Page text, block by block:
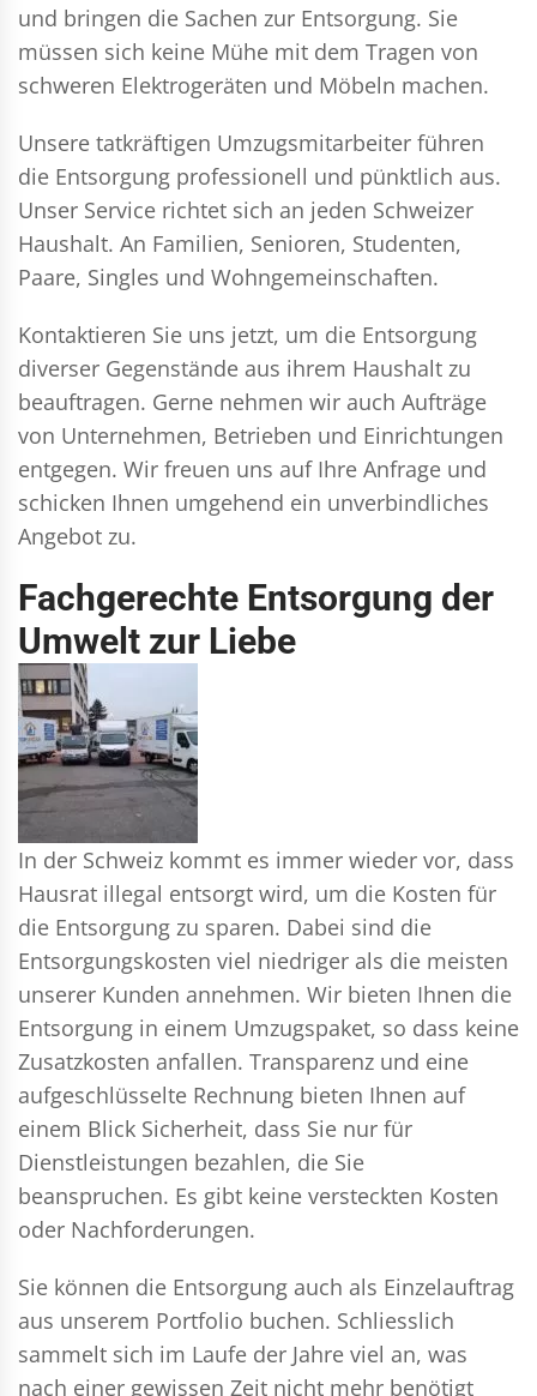
und bringen die Sachen zur Entsorgung. Sie
müssen sich keine Mühe mit dem Tragen von
schweren Elektrogeräten und Möbeln machen.
Unsere tatkräftigen Umzugsmitarbeiter führen
die Entsorgung professionell und pünktlich aus.
Unser Service richtet sich an jeden Schweizer
Haushalt. An Familien, Senioren, Studenten,
Paare, Singles und Wohngemeinschaften.
Kontaktieren Sie uns jetzt, um die Entsorgung
diverser Gegenstände aus ihrem Haushalt zu
beauftragen. Gerne nehmen wir auch Aufträge
von Unternehmen, Betrieben und Einrichtungen
entgegen. Wir freuen uns auf Ihre Anfrage und
schicken Ihnen umgehend ein unverbindliches
Angebot zu.
Fachgerechte Entsorgung der
Umwelt zur Liebe
In der Schweiz kommt es immer wieder vor, dass
Hausrat illegal entsorgt wird, um die Kosten für
die Entsorgung zu sparen. Dabei sind die
Entsorgungskosten viel niedriger als die meisten
unserer Kunden annehmen. Wir bieten Ihnen die
Entsorgung in einem Umzugspaket, so dass keine
Zusatzkosten anfallen. Transparenz und eine
aufgeschlüsselte Rechnung bieten Ihnen auf
einem Blick Sicherheit, dass Sie nur für
Dienstleistungen bezahlen, die Sie
beanspruchen. Es gibt keine versteckten Kosten
oder Nachforderungen.
Sie können die Entsorgung auch als Einzelauftrag
aus unserem Portfolio buchen. Schliesslich
sammelt sich im Laufe der Jahre viel an, was
nach einer gewissen Zeit nicht mehr benötigt